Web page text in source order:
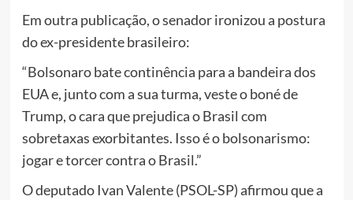
Em outra publicação, o senador ironizou a postura
do ex-presidente brasileiro:
“Bolsonaro bate continência para a bandeira dos
EUA e, junto com a sua turma, veste o boné de
Trump, o cara que prejudica o Brasil com
sobretaxas exorbitantes. Isso é o bolsonarismo:
jogar e torcer contra o Brasil.”
O deputado Ivan Valente (PSOL-SP) afirmou que a